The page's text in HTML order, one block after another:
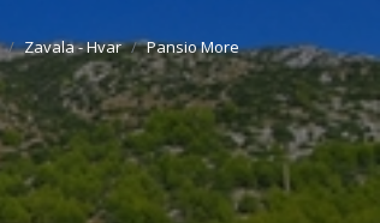
Zavala - Hvar Pansio More